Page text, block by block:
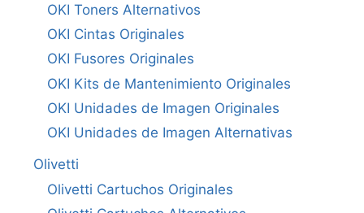
OKI Toners Alternativos
OKI Cintas Originales
OKI Fusores Originales
OKI Kits de Mantenimiento Originales
OKI Unidades de Imagen Originales
OKI Unidades de Imagen Alternativas
Olivetti
Olivetti Cartuchos Originales